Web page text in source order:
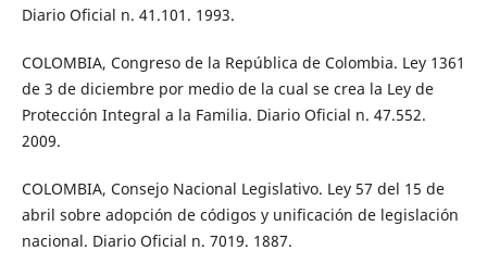
Diario Oficial n. 41.101. 1993.
COLOMBIA, Congreso de la República de Colombia. Ley 1361
de 3 de diciembre por medio de la cual se crea la Ley de
Protección Integral a la Familia. Diario Oficial n. 47.552.
2009.
COLOMBIA, Consejo Nacional Legislativo. Ley 57 del 15 de
abril sobre adopción de códigos y unificación de legislación
nacional. Diario Oficial n. 7019. 1887.